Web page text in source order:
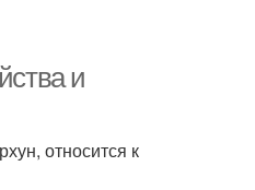
и
относится к